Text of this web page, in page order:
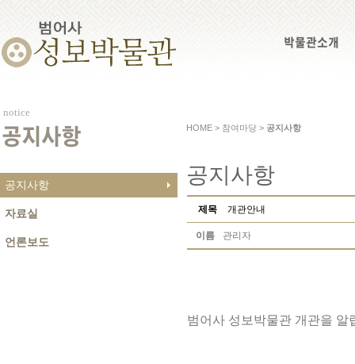
박물관소개
notice
공지사항
공지사항
자료실
언론보도
HOME > 참여마당 > 공지사항
공지사항
제목 개관안내
이름 관리자
범어사 성보박물관 개관을 알